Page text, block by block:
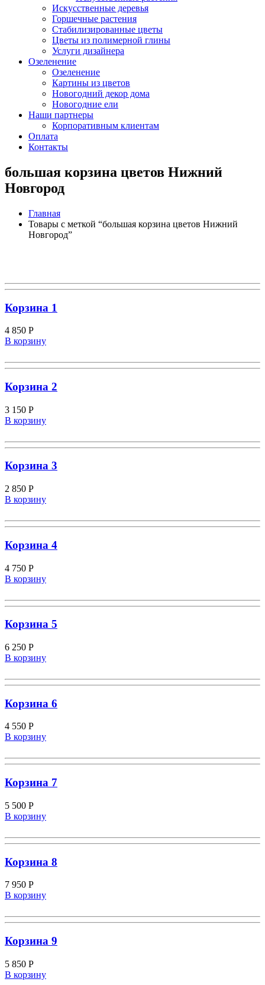
Искусственные деревья
Горшечные растения
Стабилизированные цветы
Цветы из полимерной глины
Услуги дизайнера
Озеленение
Озеленение
Картины из цветов
Новогодний декор дома
Новогодние ели
Наши партнеры
Корпоративным клиентам
Оплата
Контакты
большая корзина цветов Нижний
Новгород
Главная
Товары с меткой “большая корзина цветов Нижний
Новгород”
Корзина 1
4 850 Р
В корзину
Корзина 2
3 150 Р
В корзину
Корзина 3
2 850 Р
В корзину
Корзина 4
4 750 Р
В корзину
Корзина 5
6 250 Р
В корзину
Корзина 6
4 550 Р
В корзину
Корзина 7
5 500 Р
В корзину
Корзина 8
7 950 Р
В корзину
Корзина 9
5 850 Р
В корзину